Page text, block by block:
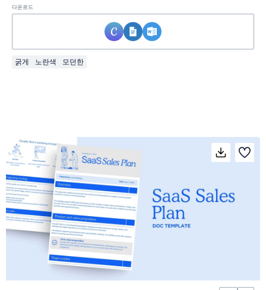
다운로드
굵게 노란색 모던한